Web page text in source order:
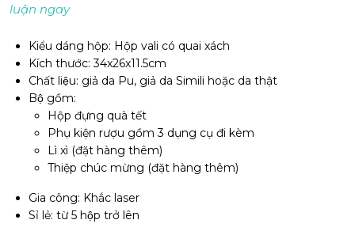
luận ngay
Kiểu dáng hộp: Hộp vali có quai xách
Kích thước: 34x26x11.5cm
Chất liệu: giả da Pu, giả da Simili hoặc da thật
Bộ gồm:
Hộp đựng quà tết
Phụ kiện rượu gồm 3 dụng cụ đi kèm
Lì xì (đặt hàng thêm)
Thiệp chúc mừng (đặt hàng thêm)
Gia công: Khắc laser
Sỉ lẻ: từ 5 hộp trở lên